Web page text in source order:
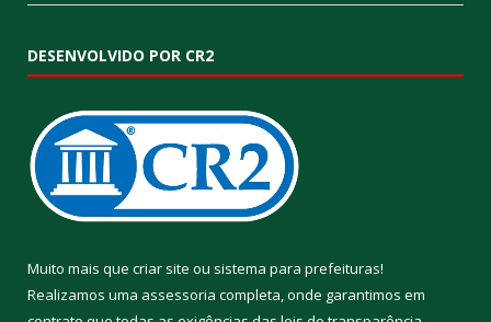
DESENVOLVIDO POR CR2
Muito mais que criar site ou sistema para prefeituras!
Realizamos uma assessoria completa, onde garantimos em